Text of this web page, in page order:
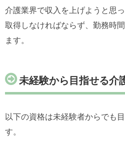
介護業界で収入を上げようと思
取得しなければならず、勤務時
ます。
未経験から目指せる介
以下の資格は未経験者からでも
す。